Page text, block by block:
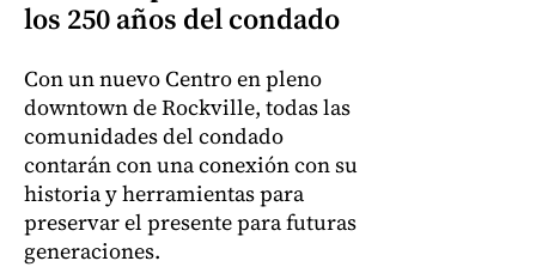
los 250 años del condado
Con un nuevo Centro en pleno
downtown de Rockville, todas las
comunidades del condado
contarán con una conexión con su
historia y herramientas para
preservar el presente para futuras
generaciones.